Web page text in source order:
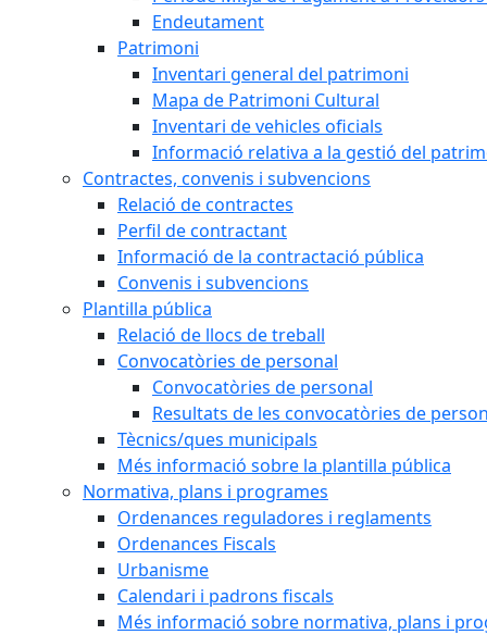
Endeutament
Patrimoni
Inventari general del patrimoni
Mapa de Patrimoni Cultural
Inventari de vehicles oficials
Informació relativa a la gestió del
Contractes, convenis i subvencions
Relació de contractes
Perfil de contractant
Informació de la contractació pública
Convenis i subvencions
Plantilla pública
Relació de llocs de treball
Convocatòries de personal
Convocatòries de personal
Resultats de les convocatòries de
Tècnics/ques municipals
Més informació sobre la plantilla pública
Normativa, plans i programes
Ordenances reguladores i reglaments
Ordenances Fiscals
Urbanisme
Calendari i padrons fiscals
Més informació sobre normativa, plans i